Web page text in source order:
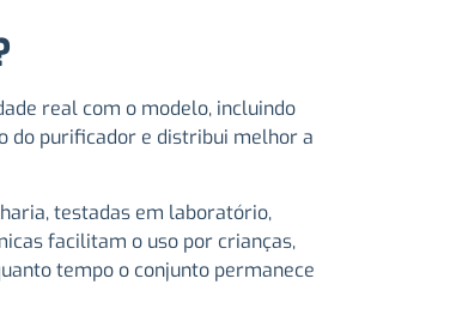
real com o modelo, incluindo
do purificador e distribui melhor a
testadas em laboratório,
facilitam o uso por crianças,
tempo o conjunto permanece